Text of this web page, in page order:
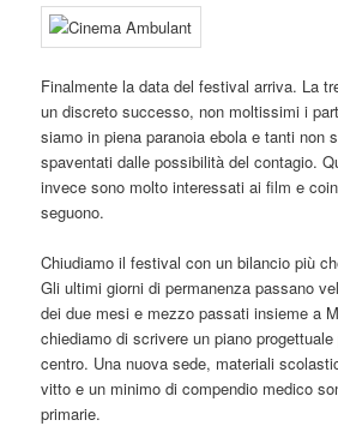
Finalmente la data del festival arriva. La
un discreto successo, non moltissimi i
siamo in piena paranoia ebola e tanti non
spaventati dalle possibilità del contagio.
invece sono molto interessati ai film e
seguono.
Chiudiamo il festival con un bilancio più
Gli ultimi giorni di permanenza passano
dei due mesi e mezzo passati insieme a
chiediamo di scrivere un piano
centro. Una nuova sede, materiali
vitto e un minimo di compendio medico
primarie.